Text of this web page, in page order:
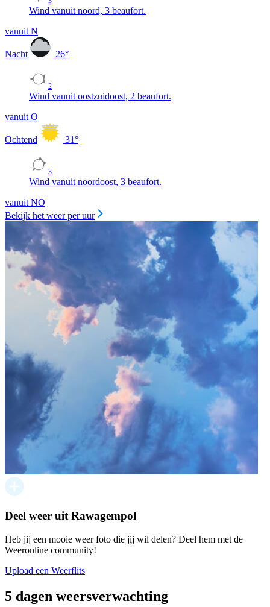
Wind vanuit noord, 3 beaufort.
vanuit N
Nacht 26°
2
Wind vanuit oostzuidoost, 2 beaufort.
vanuit O
Ochtend 31°
3
Wind vanuit noordoost, 3 beaufort.
vanuit NO
Bekijk het weer per uur
Deel weer uit Rawagempol
Heb jij een mooie weer foto die jij wil delen? Deel hem met de
Weeronline community!
Upload een Weerflits
5 dagen weersverwachting